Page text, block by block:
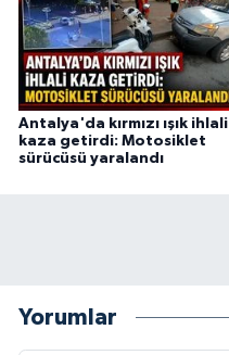
Antalya'da kırmızı ışık ihlali
kaza getirdi: Motosiklet
sürücüsü yaralandı
Yorumlar